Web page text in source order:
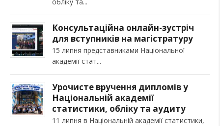
Консультаційна онлайн-зустріч
для вступників на магістратуру
15 липня представниками Національної
академії стат
Урочисте вручення дипломів у
Національній академії
статистики, обліку та аудиту
11 липня в Національній академії статистики,